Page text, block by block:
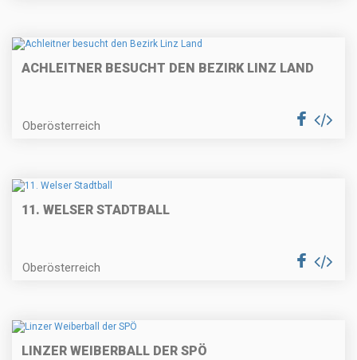
ACHLEITNER BESUCHT DEN BEZIRK LINZ LAND
Oberösterreich
11. WELSER STADTBALL
Oberösterreich
LINZER WEIBERBALL DER SPÖ